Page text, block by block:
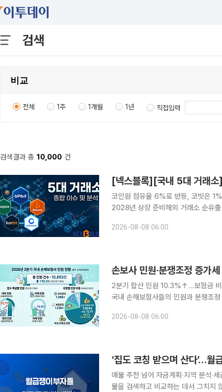
검색
전체 1주 1개월 1년 직접입력
검색결과 총 10,000 건
코인원 점유율 6%로 반등, 코빗은
2028년 상장 준비해외 거래소 순유출
휴 안정성 확보로 빠르게 넓어지고 있
2026-08-08 06:00
손보사 민원·분쟁조정 증가
2분기 합산 민원 10.3%↑…보험금
국내 손해보험사들의 민원과 분쟁조
이관 정책 역시 당장 전반적인 감축
2026-08-08 06:00
‘집도 코칭 받으며 산다’…월
매물 추천 넘어 자금계획·지역 분석
물을 검색하고 비교하는 데서 그치지